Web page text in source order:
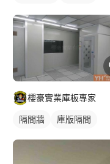
櫻豪實業庫板專家
隔間牆 庫版隔間